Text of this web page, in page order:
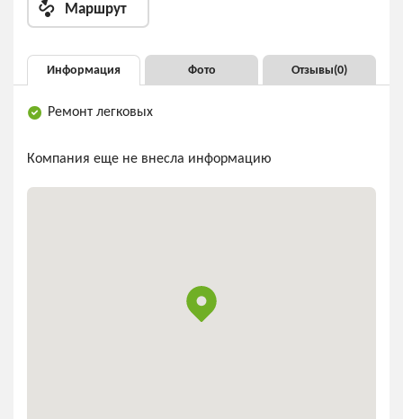
Маршрут
Информация Фото Отзывы(0)
Ремонт легковых
Компания еще не внесла информацию